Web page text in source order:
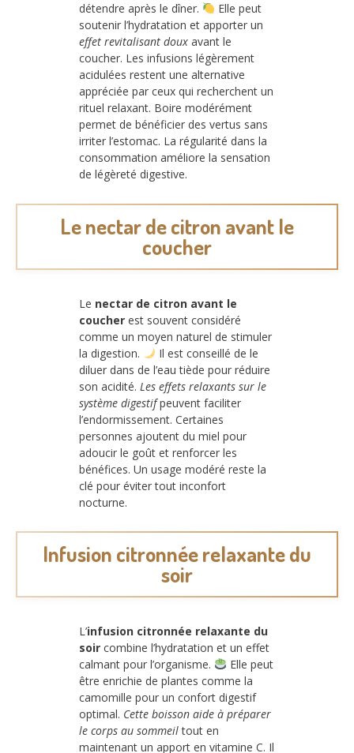
détendre après le dîner.
Elle peut
soutenir l’hydratation et apporter un
effet revitalisant doux avant le
coucher. Les infusions légèrement
acidulées restent une alternative
appréciée par ceux qui recherchent un
rituel relaxant. Boire modérément
permet de bénéficier des vertus sans
irriter l’estomac. La régularité dans la
consommation améliore la sensation
de légèreté digestive.
Le nectar de citron avant le
coucher
Le nectar de citron avant le
coucher est souvent considéré
comme un moyen naturel de stimuler
la digestion.
Il est conseillé de le
diluer dans de l’eau tiède pour réduire
son acidité. Les effets relaxants sur le
système digestifpeuvent faciliter
l’endormissement. Certaines
personnes ajoutent du miel pour
adoucir le goût et renforcer les
bénéfices. Un usage modéré reste la
clé pour éviter tout inconfort
nocturne.
Infusion citronnée relaxante du
soir
L’infusion citronnée relaxante du
soir combine l’hydratation et un effet
calmant pour l’organisme.
Elle peut
être enrichie de plantes comme la
camomille pour un confort digestif
optimal. Cette boisson aide à préparer
le corps au sommeiltout en
maintenant un apport en vitamine C. Il